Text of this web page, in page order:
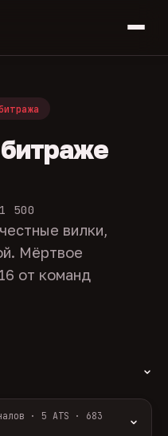
500
вилки,
Мёртвое
от команд
· 5 ATS · 683